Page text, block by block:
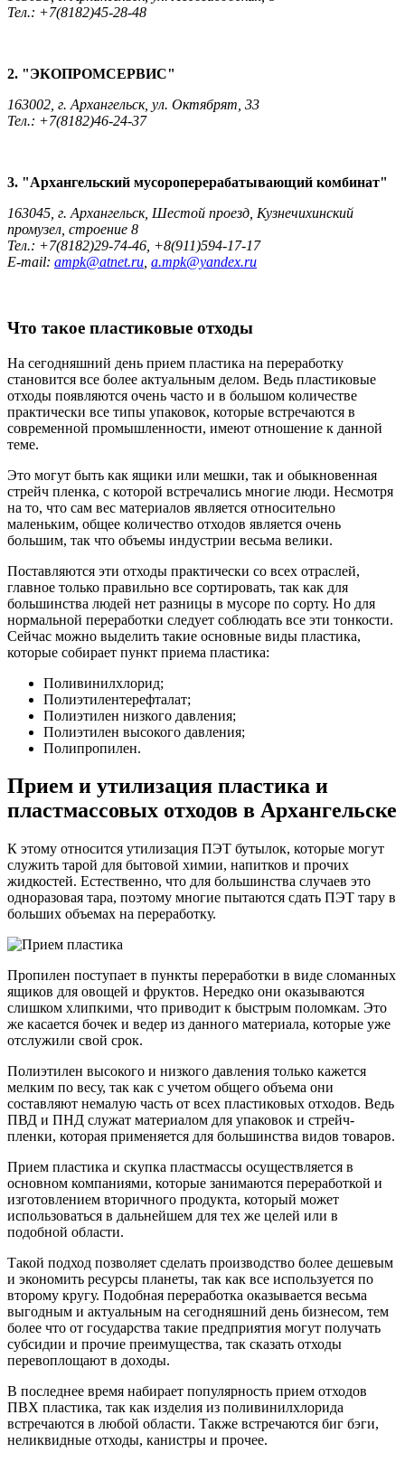
Тел.: +7(8182)45-28-48
2. "ЭКОПРОМСЕРВИС"
163002, г. Архангельск, ул. Октябрят, 33
Тел.: +7(8182)46-24-37
3. "Архангельский мусороперерабатывающий комбинат"
163045, г. Архангельск, Шестой проезд, Кузнечихинский
промузел, строение 8
Тел.: +7(8182)29-74-46, +8(911)594-17-17
E-mail: ampk@atnet.ru a.mpk@yandex.ru
Что такое пластиковые отходы
На сегодняшний день прием пластика на переработку
становится все более актуальным делом. Ведь пластиковые
отходы появляются очень часто и в большом количестве
практически все типы упаковок, которые встречаются в
современной промышленности, имеют отношение к данной
теме.
Это могут быть как ящики или мешки, так и обыкновенная
стрейч пленка, с которой встречались многие люди. Несмотря
на то, что сам вес материалов является относительно
маленьким, общее количество отходов является очень
большим, так что объемы индустрии весьма велики.
Поставляются эти отходы практически со всех отраслей,
главное только правильно все сортировать, так как для
большинства людей нет разницы в мусоре по сорту. Но для
нормальной переработки следует соблюдать все эти тонкости.
Сейчас можно выделить такие основные виды пластика,
которые собирает пункт приема пластика:
Поливинилхлорид;
Полиэтилентерефталат;
Полиэтилен низкого давления;
Полиэтилен высокого давления;
Полипропилен.
Прием и утилизация пластика и
пластмассовых отходов в Архангельске
К этому относится утилизация ПЭТ бутылок, которые могут
служить тарой для бытовой химии, напитков и прочих
жидкостей. Естественно, что для большинства случаев это
одноразовая тара, поэтому многие пытаются сдать ПЭТ тару в
больших объемах на переработку.
Пропилен поступает в пункты переработки в виде сломанных
ящиков для овощей и фруктов. Нередко они оказываются
слишком хлипкими, что приводит к быстрым поломкам. Это
же касается бочек и ведер из данного материала, которые уже
отслужили свой срок.
Полиэтилен высокого и низкого давления только кажется
мелким по весу, так как с учетом общего объема они
составляют немалую часть от всех пластиковых отходов. Ведь
ПВД и ПНД служат материалом для упаковок и стрейч-
пленки, которая применяется для большинства видов товаров.
Прием пластика и скупка пластмассы осуществляется в
основном компаниями, которые занимаются переработкой и
изготовлением вторичного продукта, который может
использоваться в дальнейшем для тех же целей или в
подобной области.
Такой подход позволяет сделать производство более дешевым
и экономить ресурсы планеты, так как все используется по
второму кругу. Подобная переработка оказывается весьма
выгодным и актуальным на сегодняшний день бизнесом, тем
более что от государства такие предприятия могут получать
субсидии и прочие преимущества, так сказать отходы
перевоплощают в доходы.
В последнее время набирает популярность прием отходов
ПВХ пластика, так как изделия из поливинилхлорида
встречаются в любой области. Также встречаются биг бэги,
неликвидные отходы, канистры и прочее.